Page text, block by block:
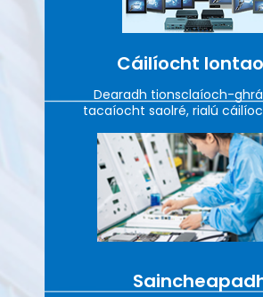
Cáilíocht
Dearadh tionsclaíoch-
tacaíocht saolré, rialú